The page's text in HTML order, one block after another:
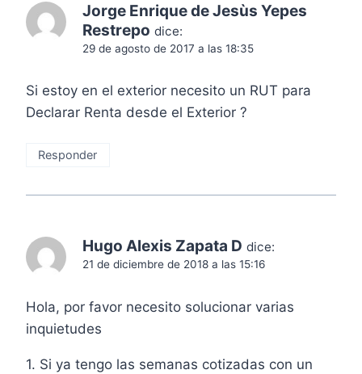
Jorge Enrique de Jesùs Yepes
Restrepo dice:
29 de agosto de 2017 a las 18:35
Si estoy en el exterior necesito un RUT para
Declarar Renta desde el Exterior ?
Responder
Hugo Alexis Zapata D dice:
21 de diciembre de 2018 a las 15:16
Hola, por favor necesito solucionar varias
inquietudes
1. Si ya tengo las semanas cotizadas con un